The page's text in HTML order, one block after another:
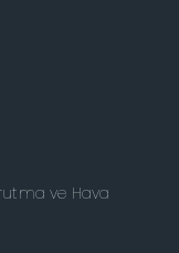
ve Hava